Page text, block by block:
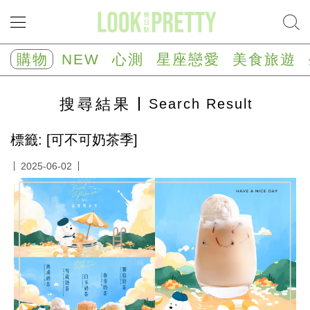
NEW
心
測
塔
心
理
測
驗
星
座/
肖
星
座
戀
購物 NEW 心測 星座戀愛 美食旅遊
搜尋 結果 Search Result
標籤: [可不可奶茶季]
2025-06-02